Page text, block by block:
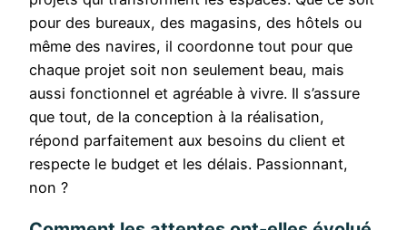
pour des bureaux, des magasins, des hôtels ou
même des navires, il coordonne tout pour que
chaque projet soit non seulement beau, mais
aussi fonctionnel et agréable à vivre. Il s’assure
que tout, de la conception à la réalisation,
répond parfaitement aux besoins du client et
respecte le budget et les délais. Passionnant,
non ?